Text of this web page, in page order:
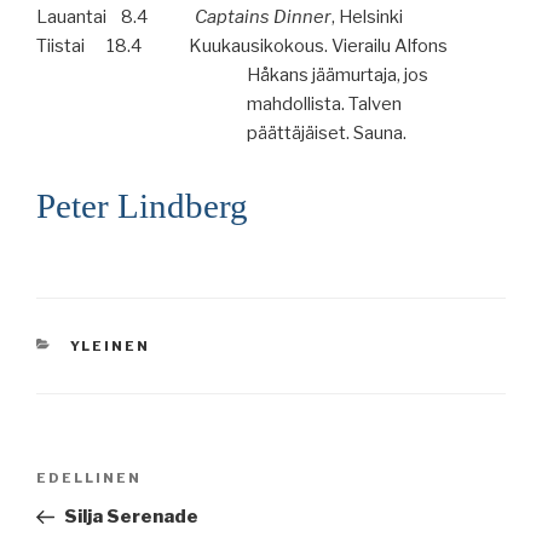
Lauantai
8.4 Captains Dinner, Helsinki
Tiistai
18.4
Kuukausikokous. Vierailu Alfons
Håkans jäämurtaja, jos
mahdollista. Talven
päättäjäiset. Sauna.
Peter Lindberg
KATEGORIAT
YLEINEN
Edellinen
artikkeli
EDELLINEN
Silja Serenade